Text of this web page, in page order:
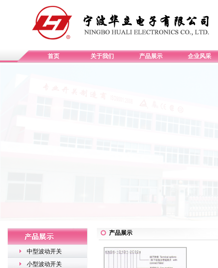
首页 关于我们 产品展示 企业风采
中型波动开关
小型波动开关
产品展示